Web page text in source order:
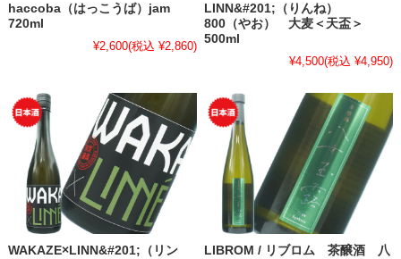
haccoba（はっこうば）jam
720ml
¥2,600(税込 ¥2,860)
LINN&#201;（りんね）
800（やお） 大麦＜天盃＞
500ml
¥4,500(税込 ¥4,950)
WAKAZE×LINN&#201;（リン
LIBROM / リブロム 茶醸酒 八